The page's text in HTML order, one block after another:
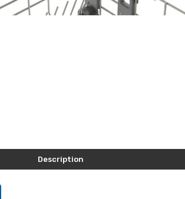
Description